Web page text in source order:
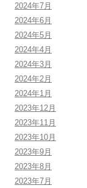
2024年7月
2024年6月
2024年5月
2024年4月
2024年3月
2024年2月
2024年1月
2023年12月
2023年11月
2023年10月
2023年9月
2023年8月
2023年7月